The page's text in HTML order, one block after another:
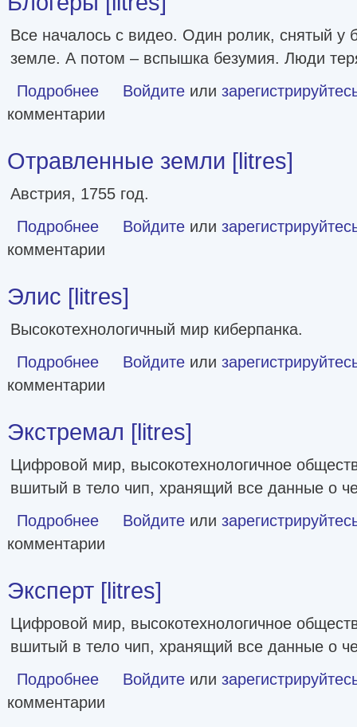
Все началось с видео. Один ролик, снятый у
земле. А потом – вспышка безумия. Люди
Подробнее о Блогеры [litres]
Войдите или
комментарии
Отравленные земли [litres]
Австрия, 1755 год.
Подробнее о Отравленные земли [litres]
Войдите или
комментарии
Элис [litres]
Высокотехнологичный мир киберпанка.
Подробнее о Элис [litres]
Войдите или
комментарии
Экстремал [litres]
Цифровой мир, высокотехнологичное
вшитый в тело чип, хранящий все данные о
Подробнее о Экстремал [litres]
Войдите или
комментарии
Эксперт [litres]
Цифровой мир, высокотехнологичное
вшитый в тело чип, хранящий все данные о
Подробнее о Эксперт [litres]
Войдите или
комментарии